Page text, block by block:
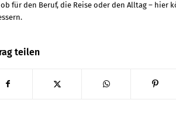
ob für den Beruf, die Reise oder den Alltag –
teilen